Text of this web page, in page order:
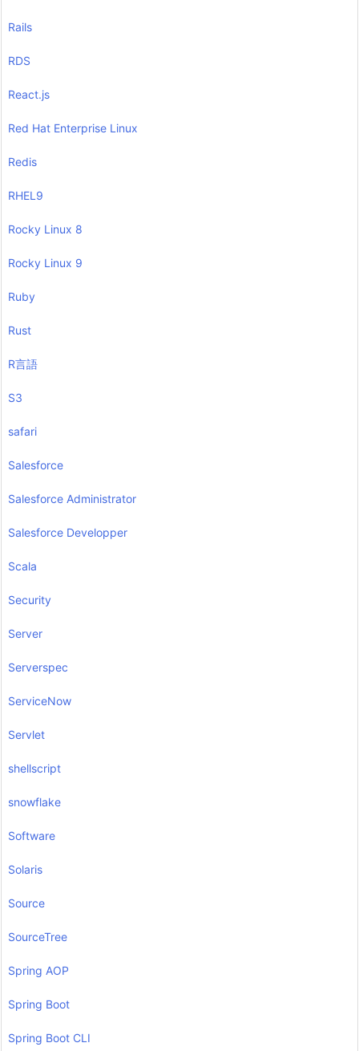
Rails
RDS
React.js
Red Hat Enterprise Linux
Redis
RHEL9
Rocky Linux 8
Rocky Linux 9
Ruby
Rust
R言語
S3
safari
Salesforce
Salesforce Administrator
Salesforce Developper
Scala
Security
Server
Serverspec
ServiceNow
Servlet
shellscript
snowflake
Software
Solaris
Source
SourceTree
Spring AOP
Spring Boot
Spring Boot CLI